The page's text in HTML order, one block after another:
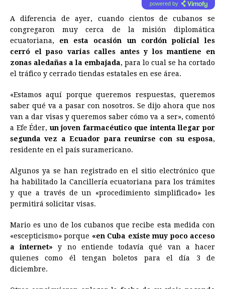
powered by
A diferencia de ayer, cuando cientos de cubanos se
congregaron muy cerca de la misión diplomática
ecuatoriana, en esta ocasión un cordón policial les
cerró el paso varias calles antes y los mantiene en
zonas aledañas a la embajada, para lo cual se ha cortado
el tráfico y cerrado tiendas estatales en ese área.
«Estamos aquí porque queremos respuestas, queremos
saber qué va a pasar con nosotros. Se dijo ahora que nos
van a dar visas y queremos saber cómo va a ser», comentó
a Efe Éder, un joven farmacéutico que intenta llegar por
segunda vez a Ecuador para reunirse con su esposa,
residente en el país suramericano.
Algunos ya se han registrado en el sitio electrónico que
ha habilitado la Cancillería ecuatoriana para los trámites
y que a través de un «procedimiento simplificado» les
permitirá solicitar visas.
Mario es uno de los cubanos que recibe esta medida con
«escepticismo» porque «en Cuba existe muy poco acceso
a internet» y no entiende todavía qué van a hacer
quienes como él tengan boletos para el día 3 de
diciembre.